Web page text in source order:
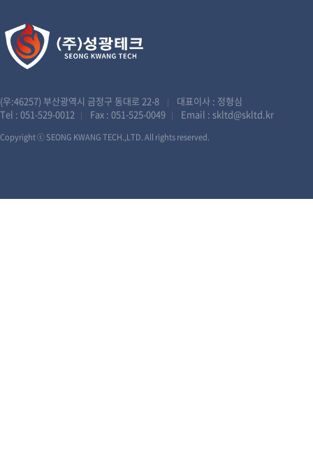
(우:46257) 부산광역시 금정구 동대로 22-8 |
대표이사 : 정형심
Tel : 051-529-0012 | Fax : 051-525-0049 | Email : skltd@skltd.kr
Copyright ⓒ SEONG KWANG TECH.,LTD. All rights reserved.